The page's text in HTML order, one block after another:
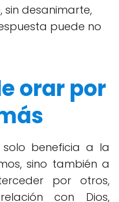
desanimarte,
puede no
orar por
beneficia a la
sino también a
por otros,
con Dios,